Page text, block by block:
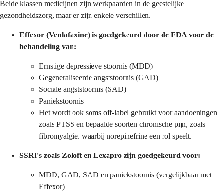
Beide klassen medicijnen zijn werkpaarden in de geestelijke
gezondheidszorg, maar er zijn enkele verschillen.
Effexor (Venlafaxine) is goedgekeurd door de FDA voor de
behandeling van:
Ernstige depressieve stoornis (MDD)
Gegeneraliseerde angststoornis (GAD)
Sociale angststoornis (SAD)
Paniekstoornis
Het wordt ook soms off-label gebruikt voor aandoeningen
zoals PTSS en bepaalde soorten chronische pijn, zoals
fibromyalgie, waarbij norepinefrine een rol speelt.
SSRI's zoals Zoloft en Lexapro zijn goedgekeurd voor:
MDD, GAD, SAD en paniekstoornis (vergelijkbaar met
Effexor)